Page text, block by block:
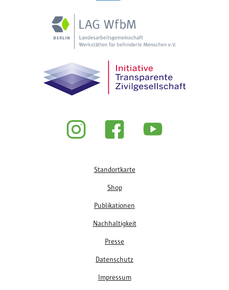
Standortkarte
Shop
Publikationen
Nachhaltigkeit
Presse
Datenschutz
Impressum